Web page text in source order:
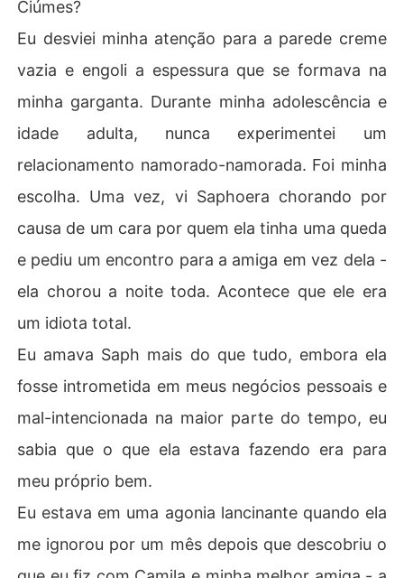
Ciúmes?
Eu desviei minha atenção para a parede creme
vazia e engoli a espessura que se formava na
minha garganta. Durante minha adolescência e
idade adulta, nunca experimentei um
relacionamento namorado-namorada. Foi minha
escolha. Uma vez, vi Saphoera chorando por
causa de um cara por quem ela tinha uma queda
e pediu um encontro para a amiga em vez dela -
ela chorou a noite toda. Acontece que ele era
um idiota total.
Eu amava Saph mais do que tudo, embora ela
fosse intrometida em meus negócios pessoais e
mal-intencionada na maior parte do tempo, eu
sabia que o que ela estava fazendo era para
meu próprio bem.
Eu estava em uma agonia lancinante quando ela
me ignorou por um mês depois que descobriu o